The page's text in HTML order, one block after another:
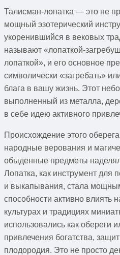
Талисман-лопатка — это не
мощный эзотерический
укоренившийся в вековых
называют «лопаткой-
лопаткой», и его основное
символически «загребать»
блага в вашу жизнь. Этот
выполненный из металла,
в себе идею активного
Происхождение этого
народные верования и
обыденные предметы
Лопатка, как инструмент для
и выкапывания, стала
способности активно влиять
культурах и традициях
использовались как обереги
привлечения богатства,
плодородия. Это не просто